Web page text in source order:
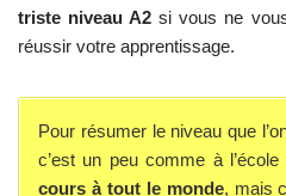
triste niveau A2 si vous ne
réussir votre apprentissage.
Pour résumer le niveau que
c’est un peu comme à l’école
cours à tout le monde, mais